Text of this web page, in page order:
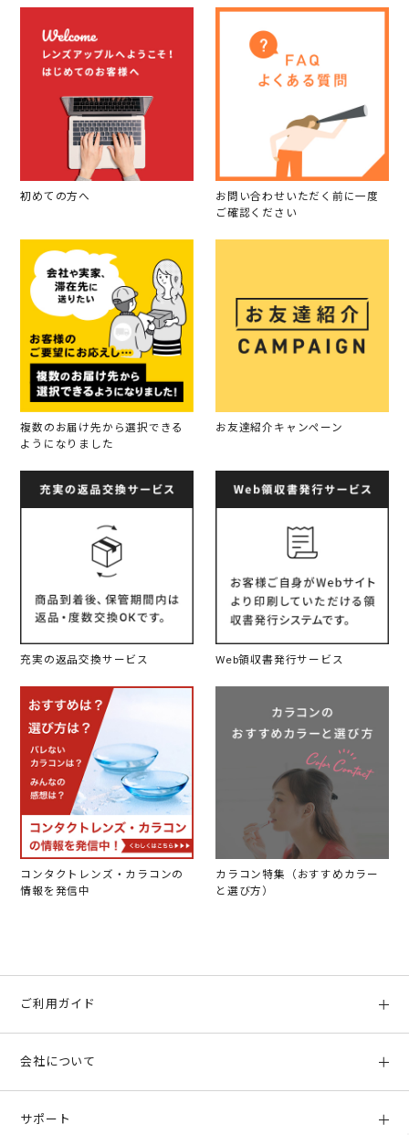
初めての方へ
お問い合わせいただく前に一度
ご確認ください
複数のお届け先から選択できる
ようになりました
お友達紹介キャンペーン
充実の返品交換サービス Web領収書発行サービス
コンタクトレンズ・カラコンの
情報を発信中
カラコン特集（おすすめカラー
と選び方）
ご利用ガイド
お支払い方法、配送について
会社について
サポート